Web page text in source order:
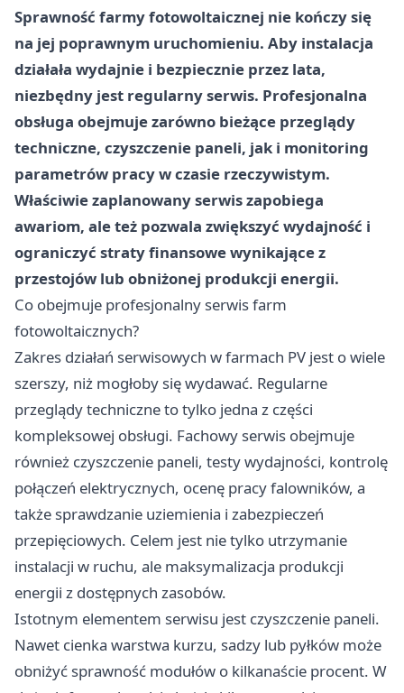
Sprawność farmy fotowoltaicznej nie kończy się
na jej poprawnym uruchomieniu. Aby instalacja
działała wydajnie i bezpiecznie przez lata,
niezbędny jest regularny serwis. Profesjonalna
obsługa obejmuje zarówno bieżące przeglądy
techniczne, czyszczenie paneli, jak i monitoring
parametrów pracy w czasie rzeczywistym.
Właściwie zaplanowany serwis zapobiega
awariom, ale też pozwala zwiększyć wydajność i
ograniczyć straty finansowe wynikające z
przestojów lub obniżonej produkcji energii.
Co obejmuje profesjonalny serwis farm
fotowoltaicznych?
Zakres działań serwisowych w farmach PV jest o wiele
szerszy, niż mogłoby się wydawać. Regularne
przeglądy techniczne to tylko jedna z części
kompleksowej obsługi. Fachowy serwis obejmuje
również czyszczenie paneli, testy wydajności, kontrolę
połączeń elektrycznych, ocenę pracy falowników, a
także sprawdzanie uziemienia i zabezpieczeń
przepięciowych. Celem jest nie tylko utrzymanie
instalacji w ruchu, ale maksymalizacja produkcji
energii z dostępnych zasobów.
Istotnym elementem serwisu jest czyszczenie paneli.
Nawet cienka warstwa kurzu, sadzy lub pyłków może
obniżyć sprawność modułów o kilkanaście procent. W